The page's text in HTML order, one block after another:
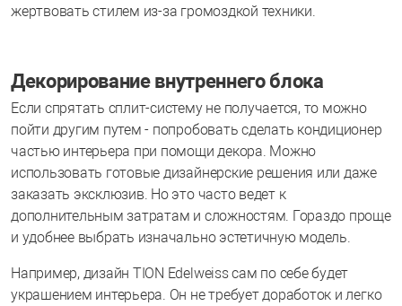
жертвовать стилем из-за громоздкой техники.
Декорирование внутреннего блока
Если спрятать сплит-систему не получается, то можно
пойти другим путем - попробовать сделать кондиционер
частью интерьера при помощи декора. Можно
использовать готовые дизайнерские решения или даже
заказать эксклюзив. Но это часто ведет к
дополнительным затратам и сложностям. Гораздо проще
и удобнее выбрать изначально эстетичную модель.
Например, дизайн TION Edelweiss сам по себе будет
украшением интерьера. Он не требует доработок и легко